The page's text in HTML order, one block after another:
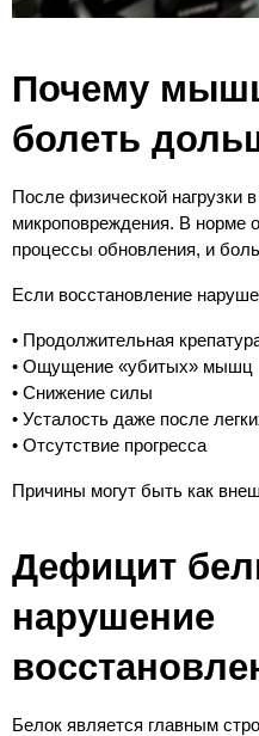
Почему
болеть
После физической нагрузки
микроповреждения. В норме
процессы обновления, и
Если восстановление
• Продолжительная
• Ощущение «убитых» мышц
• Снижение силы
• Усталость даже после
• Отсутствие прогресса
Причины могут быть как
Дефицит
нарушение
Белок является главным